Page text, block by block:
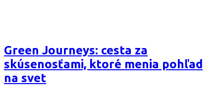
Green Journeys: cesta za
skúsenosťami, ktoré menia pohľad
na svet